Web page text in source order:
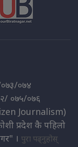
०७४
०७५/०७६
Journalism)
प्रदेश कै पहिलो
। पुरा पढ्नुहोस्